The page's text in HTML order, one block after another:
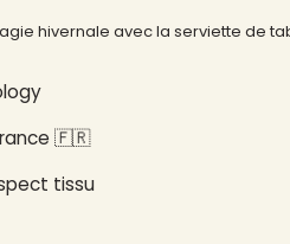
hivernale avec la serviette de
🇫🇷​
tissu